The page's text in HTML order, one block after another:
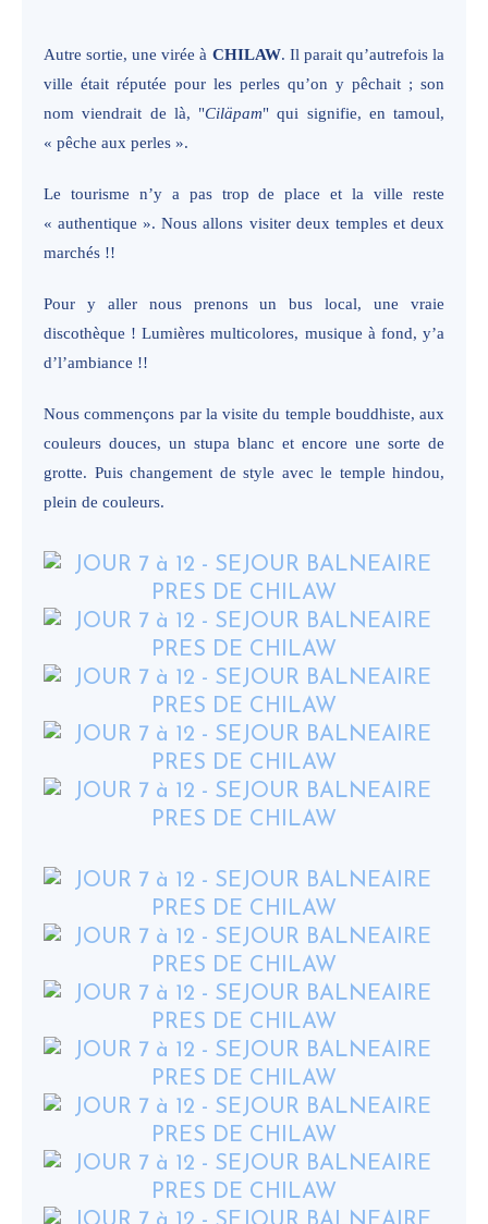
Autre sortie, une virée à CHILAW. Il parait qu’autrefois la
ville était réputée pour les perles qu’on y pêchait ; son
nom viendrait de là, "Ciläpam" qui signifie, en tamoul,
« pêche aux perles ».
Le tourisme n’y a pas trop de place et la ville reste
« authentique ». Nous allons visiter deux temples et deux
marchés !!
Pour y aller nous prenons un bus local, une vraie
discothèque ! Lumières multicolores, musique à fond, y’a
d’l’ambiance !!
Nous commençons par la visite du temple bouddhiste, aux
couleurs douces, un stupa blanc et encore une sorte de
grotte. Puis changement de style avec le temple hindou,
plein de couleurs.